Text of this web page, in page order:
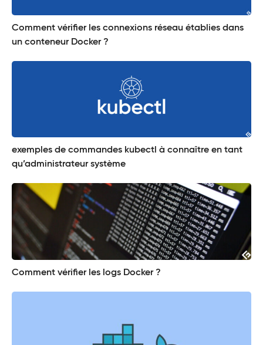
Comment vérifier les connexions réseau établies dans
un conteneur Docker ?
exemples de commandes kubectl à connaître en tant
qu’administrateur système
Comment vérifier les logs Docker ?